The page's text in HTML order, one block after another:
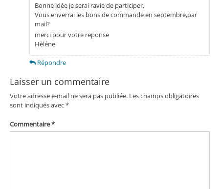
Bonne idèe je serai ravie de participer,
Vous enverrai les bons de commande en septembre,par
mail?
merci pour votre reponse
Hèléne
Répondre
Laisser un commentaire
Votre adresse e-mail ne sera pas publiée. Les champs obligatoires
sont indiqués avec*
Commentaire*